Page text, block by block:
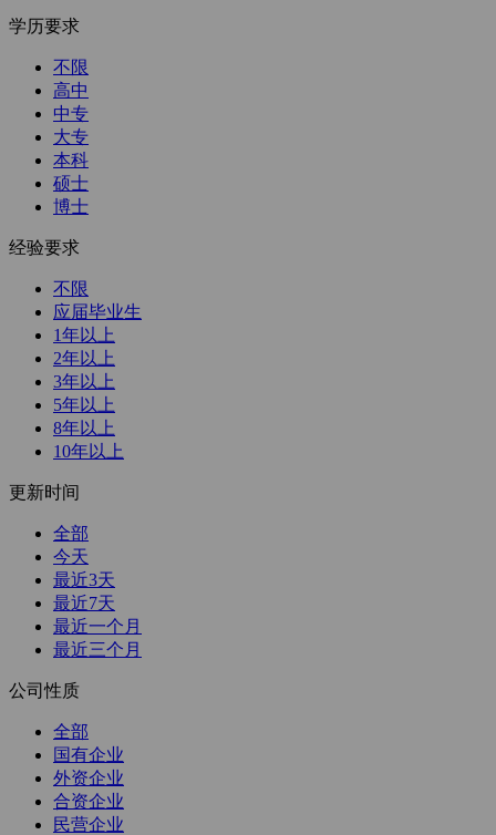
学历要求
不限
高中
中专
大专
本科
硕士
博士
经验要求
不限
应届毕业生
1年以上
2年以上
3年以上
5年以上
8年以上
10年以上
更新时间
全部
今天
最近3天
最近7天
最近一个月
最近三个月
公司性质
全部
国有企业
外资企业
合资企业
民营企业